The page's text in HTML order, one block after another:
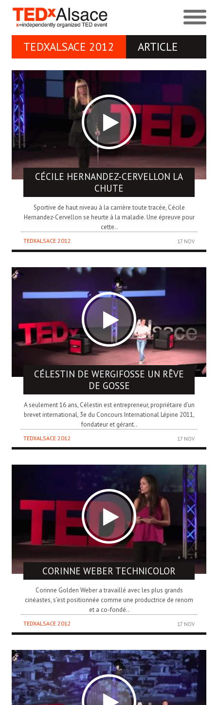
TEDXALSACE 2012 ARTICLE
CÉCILE HERNANDEZ-CERVELLON LA
CHUTE
Sportive de haut niveau à la carrière toute tracée, Cécile
Hernandez-Cervellon se heurte à la maladie. Une épreuve pour
cette..
TEDXALSACE 2012 17 NOV
CÉLESTIN DE WERGIFOSSE UN RÊVE
DE GOSSE
A seulement 16 ans, Célestin est entrepreneur, propriétaire d’un
brevet international, 3e du Concours International Lépine 2011,
fondateur et gérant..
TEDXALSACE 2012 17 NOV
CORINNE WEBER TECHNICOLOR
Corinne Golden Weber a travaillé avec les plus grands
cinéastes, s’est positionnée comme une productrice de renom
et a co-fondé..
TEDXALSACE 2012 17 NOV